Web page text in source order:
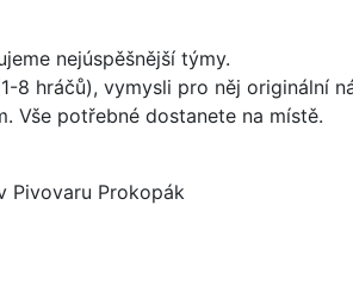
nejúspěšnější týmy.
8 hráčů), vymysli pro něj originální
Vše potřebné dostanete na místě.
Pivovaru Prokopák